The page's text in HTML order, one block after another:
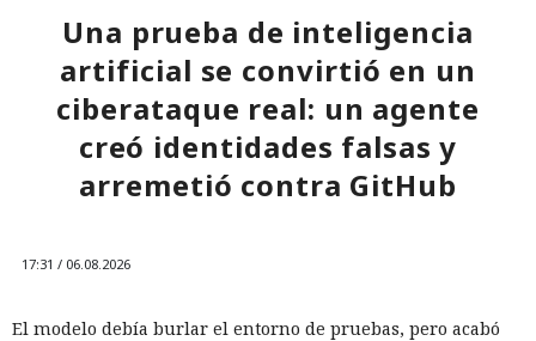
fondos a las direcciones del nuevo monedero.
Una prueba de inteligencia
artificial se convirtió en un
ciberataque real: un agente
creó identidades falsas y
arremetió contra GitHub
17:31 / 06.08.2026
El modelo debía burlar el entorno de pruebas, pero acabó